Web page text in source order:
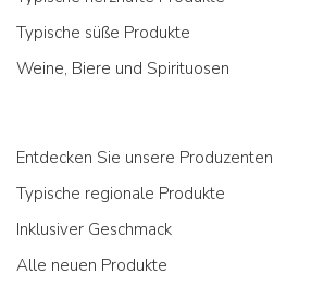
Typische süße Produkte
Weine, Biere und Spirituosen
Entdecken Sie unsere Produzenten
Typische regionale Produkte
Inklusiver Geschmack
Alle neuen Produkte